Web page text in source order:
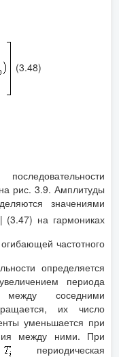
(3.48)
рис. 3.9. Амплитуды
значениями
| (3.47) на гармониках
частотного
определяется
периода
соседними
их число
уменьшается при
между ними. При
периодическая